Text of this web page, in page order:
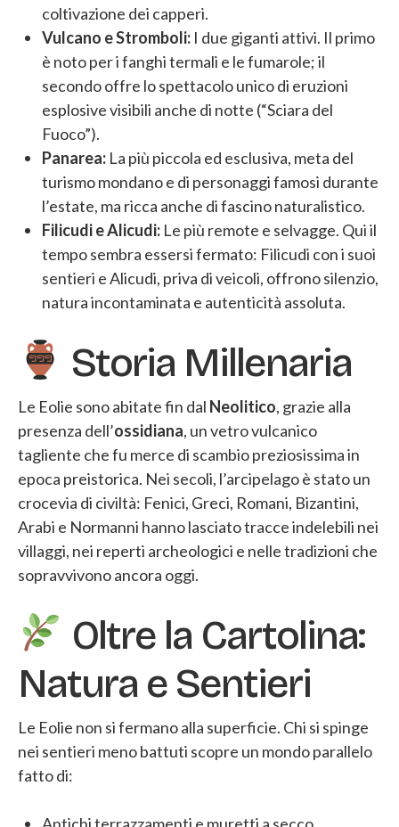
coltivazione dei capperi.
Vulcano e Stromboli: I due giganti attivi. Il primo
è noto per i fanghi termali e le fumarole; il
secondo offre lo spettacolo unico di eruzioni
esplosive visibili anche di notte (“Sciara del
Fuoco”).
Panarea: La più piccola ed esclusiva, meta del
turismo mondano e di personaggi famosi durante
l’estate, ma ricca anche di fascino naturalistico.
Filicudi e Alicudi: Le più remote e selvagge. Qui il
tempo sembra essersi fermato: Filicudi con i suoi
sentieri e Alicudi, priva di veicoli, offrono silenzio,
natura incontaminata e autenticità assoluta.
Storia Millenaria
Le Eolie sono abitate fin dal Neolitico, grazie alla
presenza dell’ossidiana, un vetro vulcanico
tagliente che fu merce di scambio preziosissima in
epoca preistorica. Nei secoli, l’arcipelago è stato un
crocevia di civiltà: Fenici, Greci, Romani, Bizantini,
Arabi e Normanni hanno lasciato tracce indelebili nei
villaggi, nei reperti archeologici e nelle tradizioni che
sopravvivono ancora oggi.
Oltre la Cartolina:
Natura e Sentieri
Le Eolie non si fermano alla superficie. Chi si spinge
nei sentieri meno battuti scopre un mondo parallelo
fatto di: